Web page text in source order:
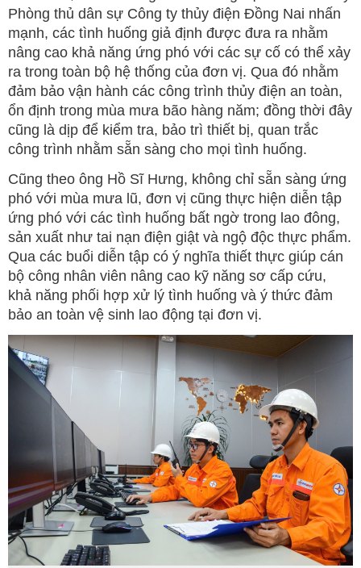
Phòng thủ dân sự Công ty thủy điện Đồng Nai nhấn
mạnh, các tình huống giả định được đưa ra nhằm
nâng cao khả năng ứng phó với các sự cố có thể xảy
ra trong toàn bộ hệ thống của đơn vị. Qua đó nhằm
đảm bảo vận hành các công trình thủy điện an toàn,
ổn định trong mùa mưa bão hàng năm; đồng thời đây
cũng là dịp để kiểm tra, bảo trì thiết bị, quan trắc
công trình nhằm sẵn sàng cho mọi tình huống.
Cũng theo ông Hồ Sĩ Hưng, không chỉ sẵn sàng ứng
phó với mùa mưa lũ, đơn vị cũng thực hiện diễn tập
ứng phó với các tình huống bất ngờ trong lao đông,
sản xuất như tai nạn điện giật và ngộ độc thực phẩm.
Qua các buổi diễn tập có ý nghĩa thiết thực giúp cán
bộ công nhân viên nâng cao kỹ năng sơ cấp cứu,
khả năng phối hợp xử lý tình huống và ý thức đảm
bảo an toàn vệ sinh lao động tại đơn vị.